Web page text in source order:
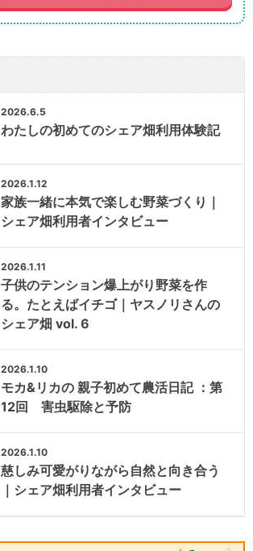
2026.6.5
わたしの初めてのシェア畑利用体験記
2026.1.12
家族一緒に本気で楽しむ野菜づくり｜
シェア畑利用者インタビュー
2026.1.11
子供のテンション爆上がり野菜を作
る。たとえばイチゴ｜ヤスノリさんの
シェア畑 vol. 6
2026.1.10
モカ&リカの 親子初めて農活日記 ：第
12回 害虫駆除と予防
2026.1.10
慈しみ可愛がりながら自然と向き合う
｜シェア畑利用者インタビュー